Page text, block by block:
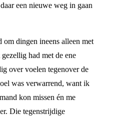
een nieuwe weg in gaan
dingen ineens alleen met
had met de ene
over voelen tegenover de
was verwarrend, want ik
kon missen én me
Die tegenstrijdige